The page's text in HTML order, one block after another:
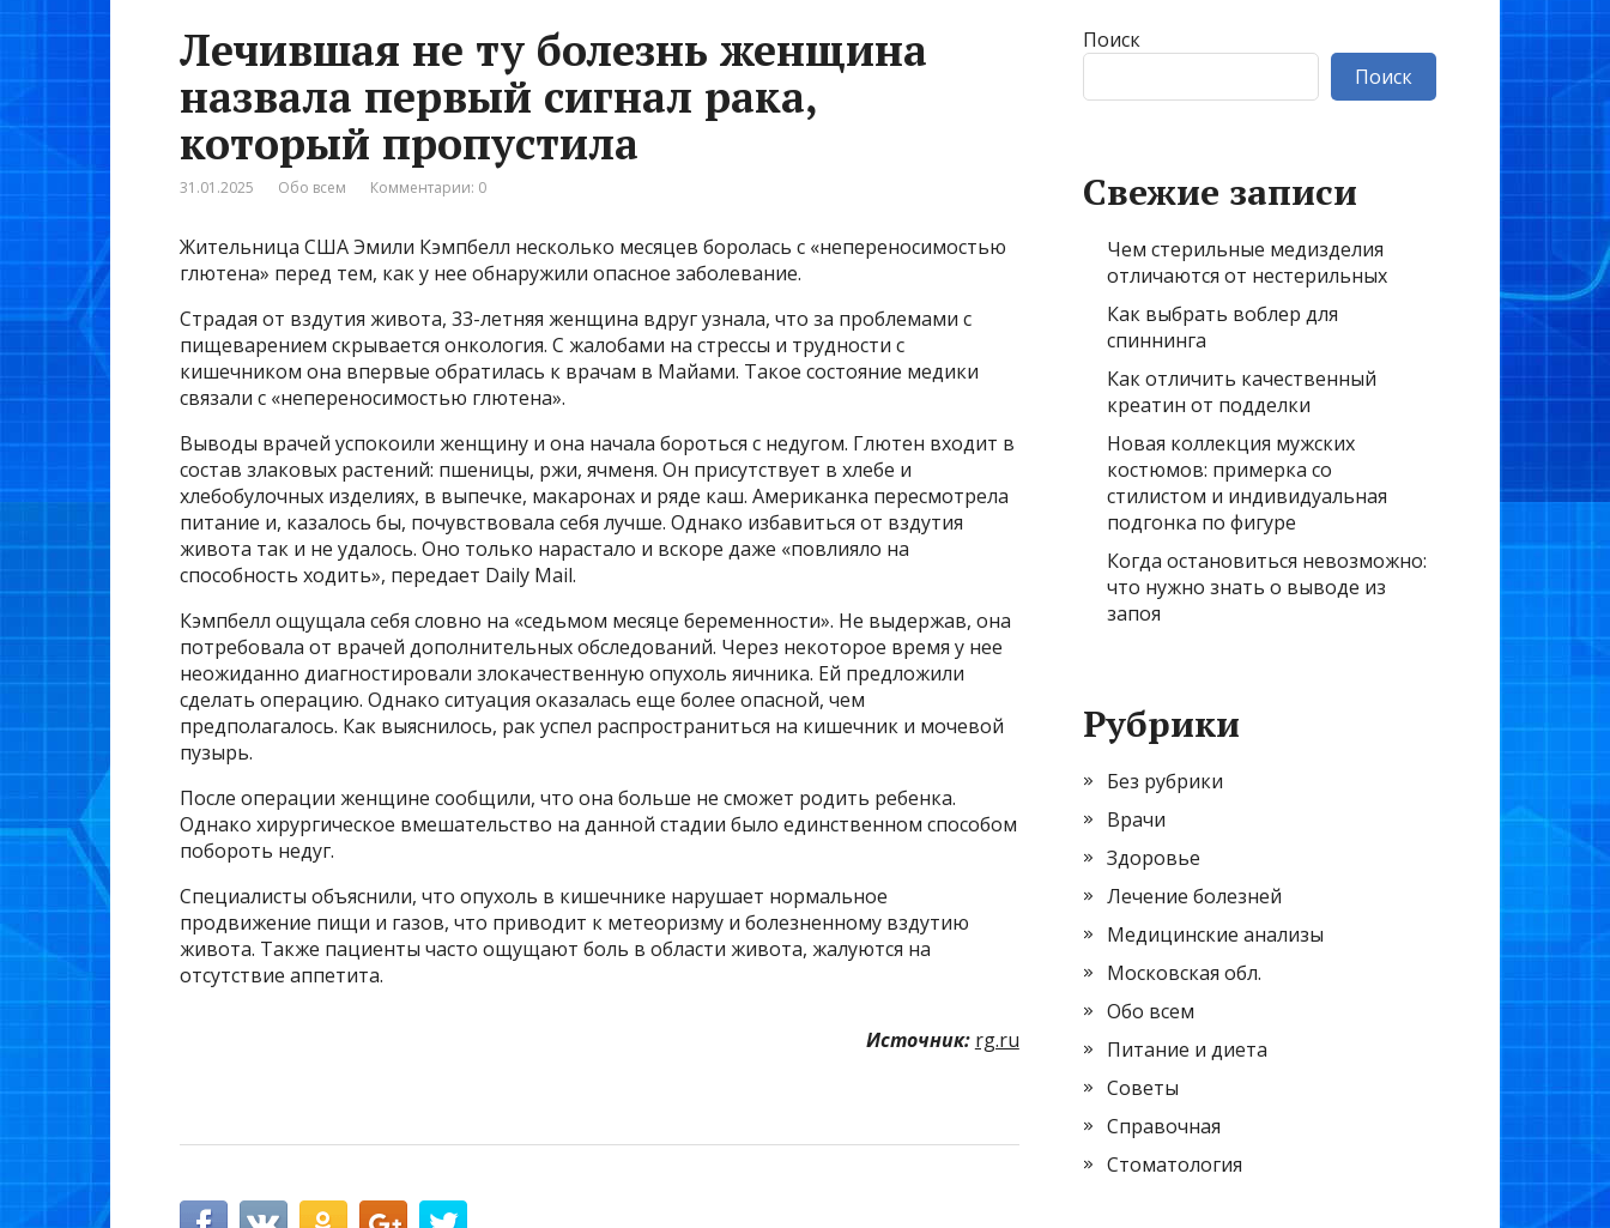
Лечившая не ту болезнь женщина
назвала первый сигнал рака,
который пропустила
31.01.2025 Обо всем Комментарии: 0
Жительница США Эмили Кэмпбелл несколько месяцев боролась с «непереносимостью
глютена» перед тем, как у нее обнаружили опасное заболевание.
Страдая от вздутия живота, 33-летняя женщина вдруг узнала, что за проблемами с
пищеварением скрывается онкология. С жалобами на стрессы и трудности с
кишечником она впервые обратилась к врачам в Майами. Такое состояние медики
связали с «непереносимостью глютена».
Выводы врачей успокоили женщину и она начала бороться с недугом. Глютен входит в
состав злаковых растений: пшеницы, ржи, ячменя. Он присутствует в хлебе и
хлебобулочных изделиях, в выпечке, макаронах и ряде каш. Американка пересмотрела
питание и, казалось бы, почувствовала себя лучше. Однако избавиться от вздутия
живота так и не удалось. Оно только нарастало и вскоре даже «повлияло на
способность ходить», передает Daily Mail.
Кэмпбелл ощущала себя словно на «седьмом месяце беременности». Не выдержав, она
потребовала от врачей дополнительных обследований. Через некоторое время у нее
неожиданно диагностировали злокачественную опухоль яичника. Ей предложили
сделать операцию. Однако ситуация оказалась еще более опасной, чем
предполагалось. Как выяснилось, рак успел распространиться на кишечник и мочевой
пузырь.
После операции женщине сообщили, что она больше не сможет родить ребенка.
Однако хирургическое вмешательство на данной стадии было единственном способом
побороть недуг.
Специалисты объяснили, что опухоль в кишечнике нарушает нормальное
продвижение пищи и газов, что приводит к метеоризму и болезненному вздутию
живота. Также пациенты часто ощущают боль в области живота, жалуются на
отсутствие аппетита.
Источник: rg.ru
Поиск
Поиск
Свежие записи
Чем стерильные медизделия
отличаются от нестерильных
Как выбрать воблер для
спиннинга
Как отличить качественный
креатин от подделки
Новая коллекция мужских
костюмов: примерка со
стилистом и индивидуальная
подгонка по фигуре
Когда остановиться невозможно:
что нужно знать о выводе из
запоя
Рубрики
Без рубрики
Врачи
Здоровье
Лечение болезней
Медицинские анализы
Московская обл.
Обо всем
Питание и диета
Советы
Справочная
Стоматология